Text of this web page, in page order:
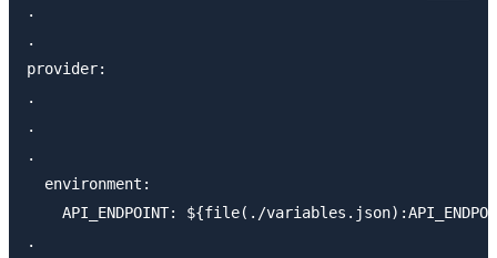
.
.
provider:
.
.
.
  environment:
API_ENDPOINT: ${file(./
.